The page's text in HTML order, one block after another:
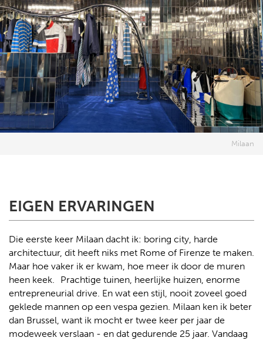
Milaan
EIGEN ERVARINGEN
Die eerste keer Milaan dacht ik: boring city, harde
architectuur, dit heeft niks met Rome of Firenze te maken.
Maar hoe vaker ik er kwam, hoe meer ik door de muren
heen keek. Prachtige tuinen, heerlijke huizen, enorme
entrepreneurial drive. En wat een stijl, nooit zoveel goed
geklede mannen op een vespa gezien. Milaan ken ik beter
dan Brussel, want ik mocht er twee keer per jaar de
modeweek verslaan - en dat gedurende 25 jaar. Vandaag